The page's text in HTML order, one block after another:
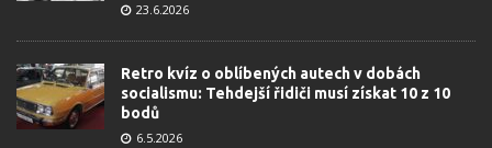
23.6.2026
Retro kvíz o oblíbených autech v dobách
socialismu: Tehdejší řidiči musí získat 10 z 10
bodů
6.5.2026